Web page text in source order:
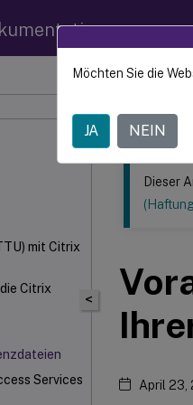
mit Citrix
Citrix
Services
Dieser Inhalt
<
Dieser
April 23,
Möchten Sie die
JA NEIN